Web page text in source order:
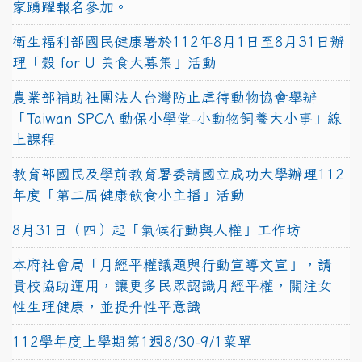
家踴躍報名參加。
衛生福利部國民健康署於112年8月1日至8月31日辦
理「穀 for U 美食大募集」活動
農業部補助社團法人台灣防止虐待動物協會舉辦
「Taiwan SPCA 動保小學堂-小動物飼養大小事」線
上課程
教育部國民及學前教育署委請國立成功大學辦理112
年度「第二屆健康飲食小主播」活動
8月31日（四）起「氣候行動與人權」工作坊
本府社會局「月經平權議題與行動宣導文宣」，請
貴校協助運用，讓更多民眾認識月經平權，關注女
性生理健康，並提升性平意識
112學年度上學期第1週8/30-9/1菜單